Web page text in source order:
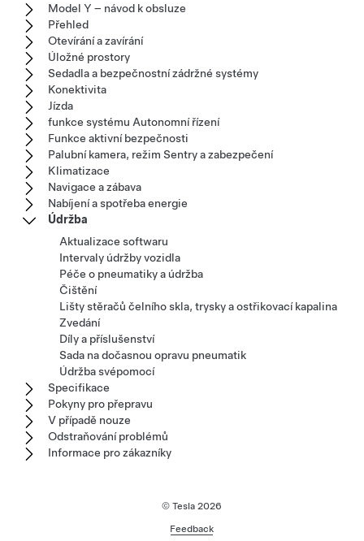
Model Y – návod k obsluze
Přehled
Otevírání a zavírání
Úložné prostory
Sedadla a bezpečnostní zádržné systémy
Konektivita
Jízda
funkce systému Autonomní řízení
Funkce aktivní bezpečnosti
Palubní kamera, režim Sentry a zabezpečení
Klimatizace
Navigace a zábava
Nabíjení a spotřeba energie
Údržba
Aktualizace softwaru
Intervaly údržby vozidla
Péče o pneumatiky a údržba
Čištění
Lišty stěračů čelního skla, trysky a ostřikovací kapalina
Zvedání
Díly a příslušenství
Sada na dočasnou opravu pneumatik
Údržba svépomocí
Specifikace
Pokyny pro přepravu
V případě nouze
Odstraňování problémů
Informace pro zákazníky
© Tesla 2026
Feedback